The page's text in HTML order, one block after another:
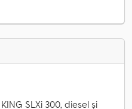
SLXi 300, diesel și